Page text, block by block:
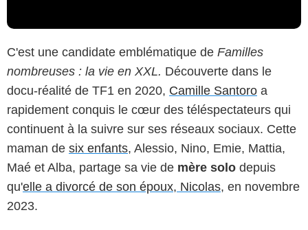
C'est une candidate emblématique de Familles
nombreuses : la vie en XXL. Découverte dans le
docu-réalité de TF1 en 2020, Camille Santoro a
rapidement conquis le cœur des téléspectateurs qui
continuent à la suivre sur ses réseaux sociaux. Cette
maman de six enfants, Alessio, Nino, Emie, Mattia,
Maé et Alba, partage sa vie de mère solo depuis
qu'elle a divorcé de son époux, Nicolas, en novembre
2023.